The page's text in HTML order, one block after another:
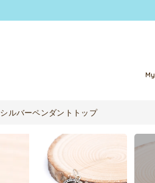
ルバーペンダントトップ